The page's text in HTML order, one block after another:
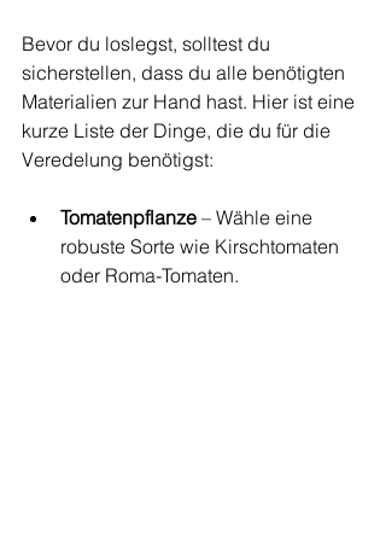
Bevor du loslegst, solltest du
sicherstellen, dass du alle benötigten
Materialien zur Hand hast. Hier ist eine
kurze Liste der Dinge, die du für die
Veredelung benötigst:
Tomatenpflanze – Wähle eine
robuste Sorte wie Kirschtomaten
oder Roma-Tomaten.